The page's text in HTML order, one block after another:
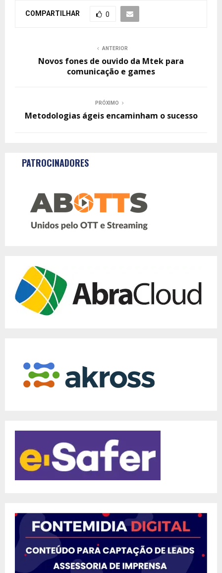
COMPARTILHAR 0
ANTERIOR
Novos fones de ouvido da Mtek para
comunicação e games
PRÓXIMO
Metodologias ágeis encaminham o sucesso
PATROCINADORES